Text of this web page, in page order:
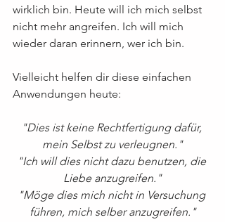
wirklich bin. Heute will ich mich selbst
nicht mehr angreifen. Ich will mich
wieder daran erinnern, wer ich bin.
Vielleicht helfen dir diese einfachen
Anwendungen heute:
"Dies ist keine Rechtfertigung dafür,
mein Selbst zu verleugnen."
"Ich will dies nicht dazu benutzen, die
Liebe anzugreifen."
"Möge dies mich nicht in Versuchung
führen, mich selber anzugreifen."